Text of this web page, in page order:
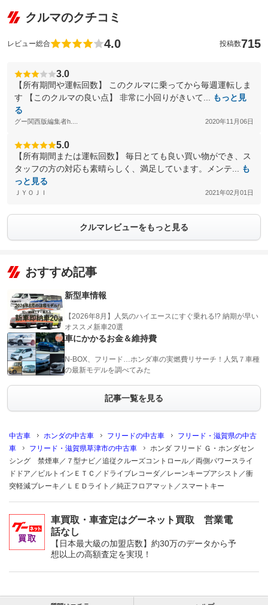
クルマのクチコミ
レビュー総合 4.0 投稿数715
3.0
【所有期間や運転回数】 このクルマに乗ってから毎週運転しま
す 【このクルマの良い点】 非常に小回りがきいて...
もっと見
る
グー関西版編集者h.... 2020年11月06日
5.0
【所有期間または運転回数】 毎日とても良い買い物ができ、ス
タッフの方の対応も素晴らしく、満足しています。メンテ...
も
っと見る
ＪＹＯＪＩ 2021年02月01日
クルマレビューをもっと見る
おすすめ記事
新型車情報
【2026年8月】人気のハイエースにすぐ乗れる!? 納期が早い
オススメ新車20選
車にかかるお金＆維持費
N-BOX、フリード…ホンダ車の実燃費リサーチ！人気７車種
の最新モデルを調べてみた
記事一覧を見る
中古車 ホンダの中古車 フリードの中古車
フリード・滋賀県の中古
車
フリード・滋賀県草津市の中古車
ホンダ フリード Ｇ・ホンダセン
シング 禁煙車／７型ナビ／追従クルーズコントロール／両側パワースライ
ドドア／ビルトインＥＴＣ／ドライブレコーダ／レーンキープアシスト／衝
突軽減ブレーキ／ＬＥＤライト／純正フロアマット／スマートキー
車買取・車査定はグーネット買取 営業電
話なし
【日本最大級の加盟店数】約30万のデータから予
想以上の高額査定を実現！